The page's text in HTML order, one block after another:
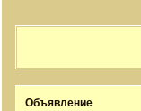
Объявление